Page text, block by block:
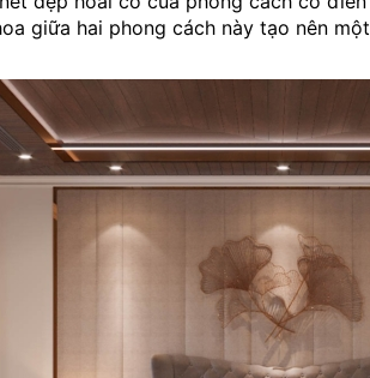
giữa hai phong cách này tạo nên